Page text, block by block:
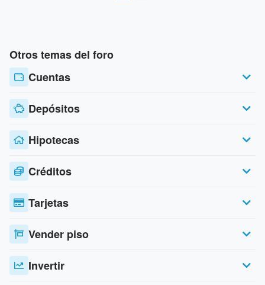
Otros temas del foro
Cuentas
Depósitos
Hipotecas
Créditos
Tarjetas
Vender piso
Invertir